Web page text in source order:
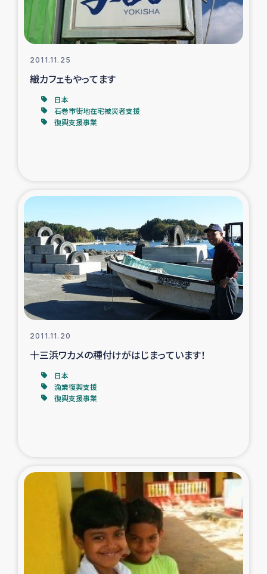
シリア国内避難民・帰還民の生活再建支援
トルコにおけるシリア難民支援事業
インドネシア中部 スラウェシの地震・津波被災者支援
スリランカ ムライティブ県帰還民の生活再建支援
スリランカの南北女性をつなぐサリー・リサイクル・プロ
ジェクト
復興支援事業
民際教育事業
ミャンマー緊急支援
タイ国境ミャンマー移民子ども支援
漁民によるマングローブ植林活動
レバノンでのシリア難民への食糧・越冬支援
2011.11.25
織カフェもやってます
日本
石巻市街地在宅被災者支援
復興支援事業
2011.11.20
十三浜ワカメの種付けがはじまっています！
日本
漁業復興支援
復興支援事業